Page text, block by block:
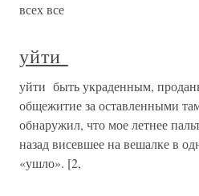
всех все
уйти
уйти быть украденным,
общежитие за оставленными
обнаружил, что мое летнее
назад висевшее на вешалке в
«ушло». [2,